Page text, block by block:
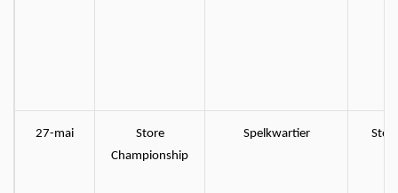
27-mai
Store
Championship
Spelkwartier